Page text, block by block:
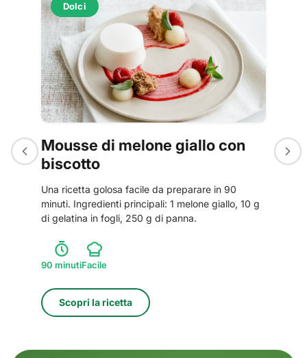
Dolci
Mousse di melone giallo con
biscotto
Una ricetta golosa facile da preparare in 90
minuti. Ingredienti principali: 1 melone giallo, 10 g
di gelatina in fogli, 250 g di panna.
90 minutiFacile
Scopri la ricetta